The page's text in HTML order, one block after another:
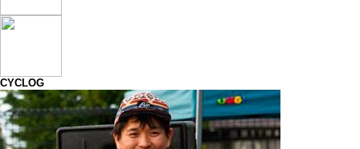
CYCLOG